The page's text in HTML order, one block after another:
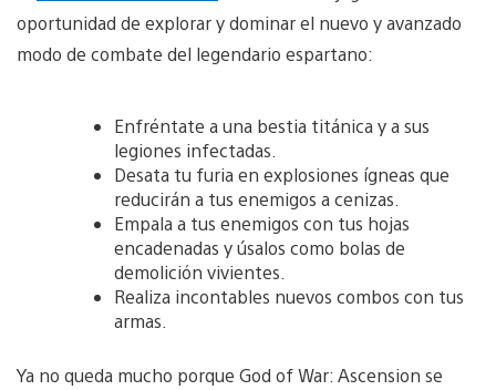
oportunidad de explorar y dominar el nuevo y avanzado
modo de combate del legendario espartano:
Enfréntate a una bestia titánica y a sus
legiones infectadas.
Desata tu furia en explosiones ígneas que
reducirán a tus enemigos a cenizas.
Empala a tus enemigos con tus hojas
encadenadas y úsalos como bolas de
demolición vivientes.
Realiza incontables nuevos combos con tus
armas.
Ya no queda mucho porque God of War: Ascension se